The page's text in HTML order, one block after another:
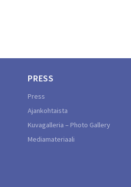
PRESS
Press
Ajankohtaista
Kuvagalleria – Photo Gallery
Mediamateriaali